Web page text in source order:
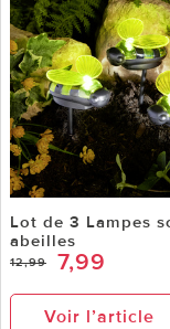
Lot de 3 Lampes
abeilles
12,99 7,99
Voir l’article